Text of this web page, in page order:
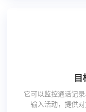
它可以监控通话记
输入活动，提供